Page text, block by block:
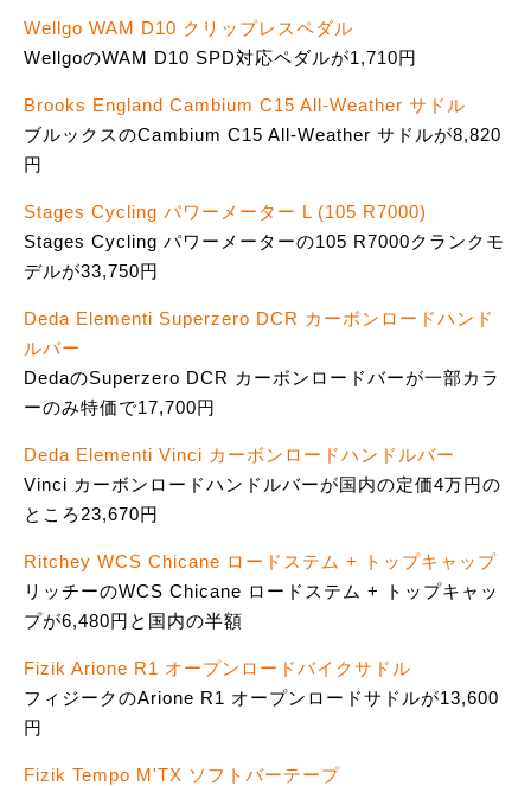
Wellgo WAM D10 クリップレスペダル
WellgoのWAM D10 SPD対応ペダルが1,710円
Brooks England Cambium C15 All-Weather サドル
ブルックスのCambium C15 All-Weather サドルが8,820
円
Stages Cycling パワーメーター L (105 R7000)
Stages Cycling パワーメーターの105 R7000クランクモ
デルが33,750円
Deda Elementi Superzero DCR カーボンロードハンド
ルバー
DedaのSuperzero DCR カーボンロードバーが一部カラ
ーのみ特価で17,700円
Deda Elementi Vinci カーボンロードハンドルバー
Vinci カーボンロードハンドルバーが国内の定価4万円の
ところ23,670円
Ritchey WCS Chicane ロードステム + トップキャップ
リッチーのWCS Chicane ロードステム + トップキャッ
プが6,480円と国内の半額
Fizik Arione R1 オープンロードバイクサドル
フィジークのArione R1 オープンロードサドルが13,600
円
Fizik Tempo M'TX ソフトバーテープ